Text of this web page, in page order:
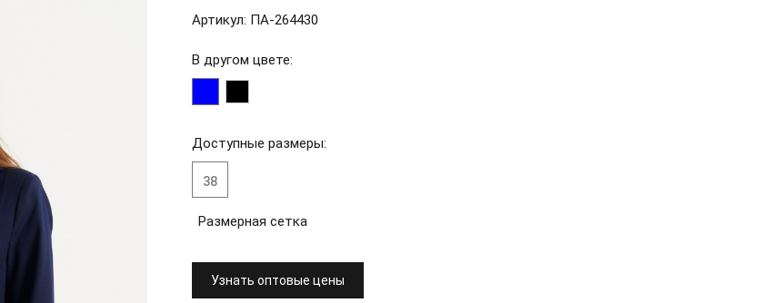
Артикул: ПА-264430
В другом цвете:
Доступные размеры:
38
Размерная сетка
Узнать оптовые цены